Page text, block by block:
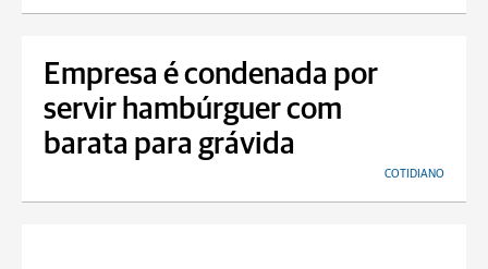
Empresa é condenada por
servir hambúrguer com
barata para grávida
COTIDIANO